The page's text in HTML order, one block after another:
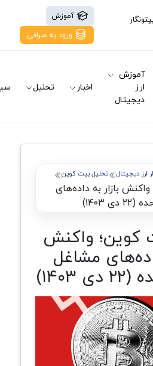
آموزش
ورود به صرافی
آموزش
ارز
دیجیتال
اخبار تحلیل
ارز دیجیتال تحلیل بیت کوین
بازار به داده‌های
۱۴۰۳)
کوین؛ واکنش
مشاغل